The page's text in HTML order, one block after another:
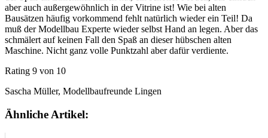
aber auch außergewöhnlich in der Vitrine ist! Wie bei alten
Bausätzen häufig vorkommend fehlt natürlich wieder ein Teil! Da
muß der Modellbau Experte wieder selbst Hand an legen. Aber das
schmälert auf keinen Fall den Spaß an dieser hübschen alten
Maschine. Nicht ganz volle Punktzahl aber dafür verdiente.
Rating 9 von 10
Sascha Müller, Modellbaufreunde Lingen
Ähnliche Artikel: